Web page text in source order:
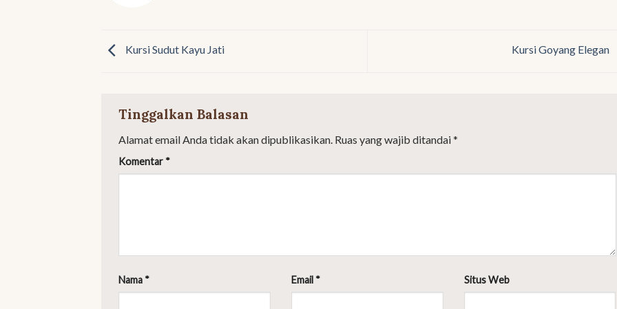
Kursi Sudut Kayu Jati Kursi Goyang Elegan
Tinggalkan Balasan
Alamat email Anda tidak akan dipublikasikan. Ruas yang wajib ditandai*
Komentar *
Nama * Email * Situs Web